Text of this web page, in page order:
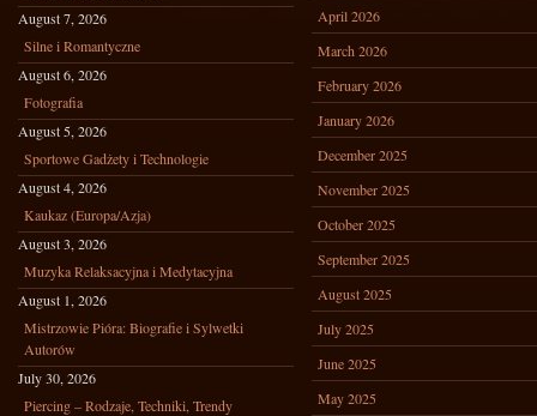
August 7, 2026
Silne i Romantyczne
August 6, 2026
Fotografia
August 5, 2026
Sportowe Gadżety i Technologie
August 4, 2026
Kaukaz (Europa/Azja)
August 3, 2026
Muzyka Relaksacyjna i Medytacyjna
August 1, 2026
Mistrzowie Pióra: Biografie i Sylwetki
Autorów
July 30, 2026
Piercing – Rodzaje, Techniki, Trendy
April 2026
March 2026
February 2026
January 2026
December 2025
November 2025
October 2025
September 2025
August 2025
July 2025
June 2025
May 2025